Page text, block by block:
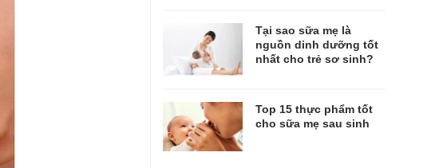
Tại sao sữa mẹ là
nguồn dinh dưỡng tốt
nhất cho trẻ sơ sinh?
Top 15 thực phẩm tốt
cho sữa mẹ sau sinh